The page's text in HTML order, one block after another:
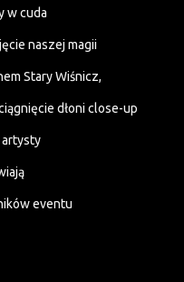
w cuda
naszej magii
Stary Wiśnicz,
dłoni close-up
artysty
eventu